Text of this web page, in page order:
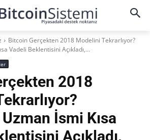
Bitcoin Gerçekten 2018 Modelini Tekrarlıyor?
Vadeli Beklentisini Açıkladı,...
2018
İsmi Kısa
Açıkladı,